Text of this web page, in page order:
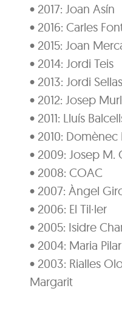
• 2017: Joan Asín
• 2016: Carles
• 2015: Joan
• 2014: Jordi Teis
• 2013: Jordi Sellas
• 2012: Josep
• 2011: Lluís
• 2010: Domènec
• 2009: Josep M.
• 2008: COAC
• 2007: Àngel
• 2006: El Til·ler
• 2005: Isidre
• 2004: Maria
• 2003: Rialles
Margarit